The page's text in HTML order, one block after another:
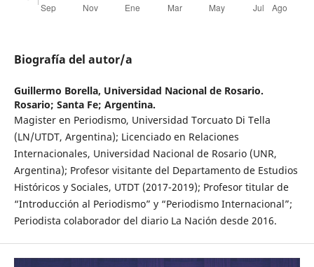
Biografía del autor/a
Guillermo Borella, Universidad Nacional de Rosario.
Rosario; Santa Fe; Argentina.
Magister en Periodismo, Universidad Torcuato Di Tella
(LN/UTDT, Argentina); Licenciado en Relaciones
Internacionales, Universidad Nacional de Rosario (UNR,
Argentina); Profesor visitante del Departamento de Estudios
Históricos y Sociales, UTDT (2017-2019); Profesor titular de
“Introducción al Periodismo” y “Periodismo Internacional”;
Periodista colaborador del diario La Nación desde 2016.